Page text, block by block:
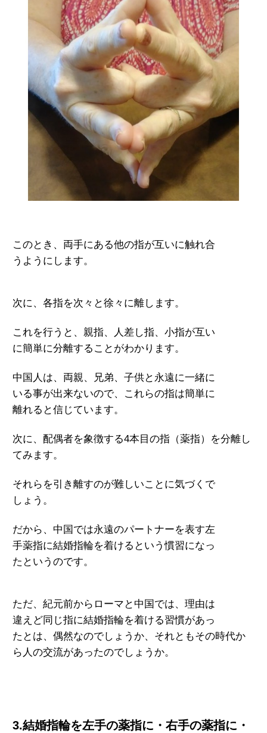
このとき、両手にある他の指が互いに触れ合
うようにします。
次に、各指を次々と徐々に離します。
これを行うと、親指、人差し指、小指が互い
に簡単に分離することがわかります。
中国人は、両親、兄弟、子供と永遠に一緒に
いる事が出来ないので、これらの指は簡単に
離れると信じています。
次に、配偶者を象徴する4本目の指（薬指）を分離し
てみます。
それらを引き離すのが難しいことに気づくで
しょう。
だから、中国では永遠のパートナーを表す左
手薬指に結婚指輪を着けるという慣習になっ
たというのです。
ただ、紀元前からローマと中国では、理由は
違えど同じ指に結婚指輪を着ける習慣があっ
たとは、偶然なのでしょうか、それともその時代か
ら 人の交流があったのでしょうか。
3.結婚指輪を左手の薬指に・右手の薬指に・